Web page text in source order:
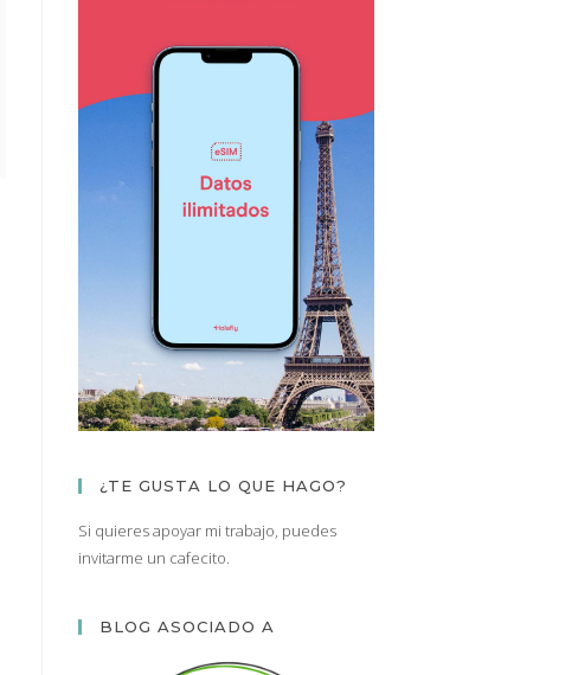
¿TE GUSTA LO QUE HAGO?
Si quieres apoyar mi trabajo, puedes
invitarme un cafecito.
BLOG ASOCIADO A